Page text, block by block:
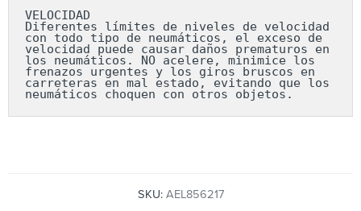
VELOCIDAD
Diferentes límites de niveles de velocidad
con todo tipo de neumáticos, el exceso de
velocidad puede causar daños prematuros en
los neumáticos. NO acelere, minimice los
frenazos urgentes y los giros bruscos en
carreteras en mal estado, evitando que los
neumáticos choquen con otros objetos.
SKU: AEL856217